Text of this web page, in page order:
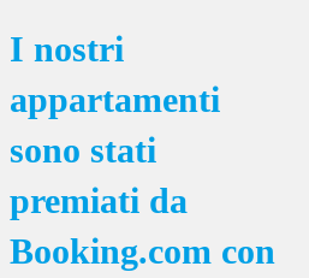
I nostri
appartamenti
sono stati
premiati da
Booking.com con